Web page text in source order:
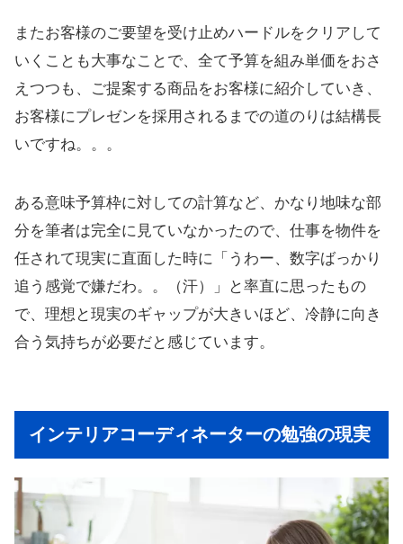
またお客様のご要望を受け止めハードルをクリアして
いくことも大事なことで、全て予算を組み単価をおさ
えつつも、ご提案する商品をお客様に紹介していき、
お客様にプレゼンを採用されるまでの道のりは結構長
いですね。。。
ある意味予算枠に対しての計算など、かなり地味な部
分を筆者は完全に見ていなかったので、仕事を物件を
任されて現実に直面した時に「うわー、数字ばっかり
追う感覚で嫌だわ。。（汗）」と率直に思ったもの
で、理想と現実のギャップが大きいほど、冷静に向き
合う気持ちが必要だと感じています。
インテリアコーディネーターの勉強の現実